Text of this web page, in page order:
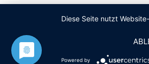
Diese Seite nutzt
Powered by